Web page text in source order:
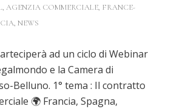
, AGENZIA COMMERCIALE, FRANCE-
, NEWS
ad un ciclo di Webinar
e la Camera di
Belluno. 1° tema : Il contratto
🌍 Francia, Spagna,